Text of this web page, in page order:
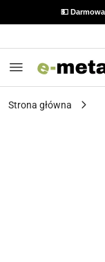
💵
Strona główna